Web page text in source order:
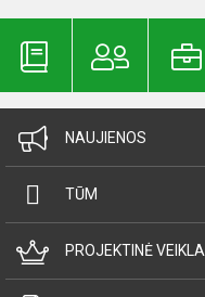
NAUJIENOS
TŪM
PROJEKTINĖ VEIKLA